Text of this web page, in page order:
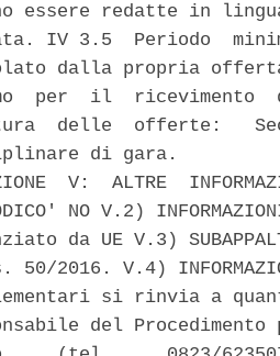
essere redatte in
IV 3.5  Periodo
dalla propria
per  il  ricevimento
delle  offerte:
di gara.
V:  ALTRE
NO V.2)
da UE V.3)
50/2016. V.4)
si rinvia a
del